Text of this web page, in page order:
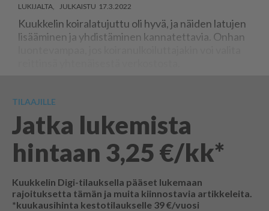
LUKIJALTA 17.3.2022
Kuuk­ke­lin koi­ra­la­tu­jut­tu oli hyvä, ja näi­den la­tu­jen
li­sää­mi­nen ja yh­dis­tä­mi­nen kan­na­tet­ta­via. On­han
TILAAJILLE
Jatka lukemista
hintaan 3,25 €/kk*
Kuukkelin Digi-tilauksella pääset lukemaan
rajoituksetta tämän ja muita kiinnostavia artikkeleita.
*kuukausihinta kestotilaukselle 39 €/vuosi